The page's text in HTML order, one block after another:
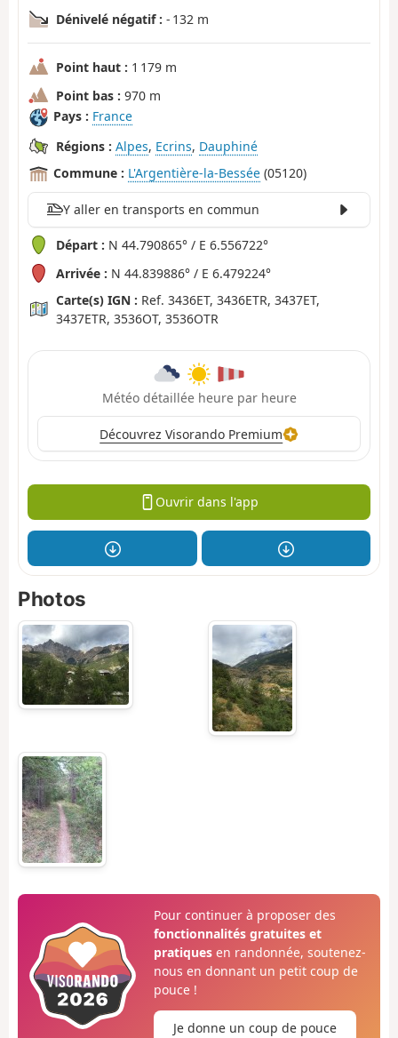
Dénivelé négatif : - 132 m
Point haut : 1 179 m
Point bas : 970 m
Pays : France
Régions : Alpes, Ecrins, Dauphiné
Commune : L'Argentière-la-Bessée (05120)
Y aller en transports en commun
Départ : N 44.790865° / E 6.556722°
Arrivée : N 44.839886° / E 6.479224°
Carte(s) IGN : Ref. 3436ET, 3436ETR, 3437ET,
3437ETR, 3536OT, 3536OTR
Météo détaillée heure par heure
Découvrez Visorando Premium
Ouvrir dans l'app
Photos
Pour continuer à proposer des
fonctionnalités gratuites et
pratiquesen randonnée, soutenez-
nous en donnant un petit coup de
pouce !
Je donne un coup de pouce